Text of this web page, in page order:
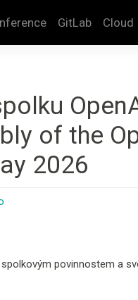
GitLab Cloud
of the
2026
povinnostem a